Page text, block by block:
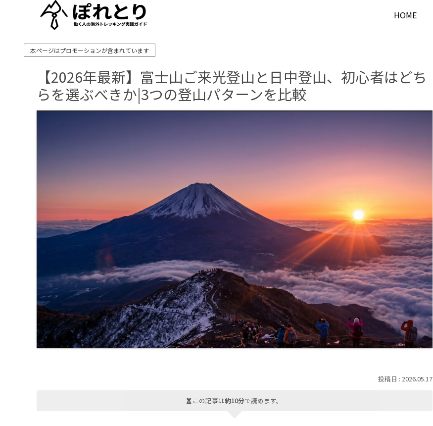
HOME
本ページはプロモーションが含まれています
【2026年最新】富士山ご来光登山と日中登山、初心者はどち
らを選ぶべきか|3つの登山パターンを比較
2026.05.17
この記事は約10分で読めます。